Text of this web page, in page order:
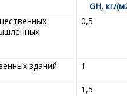
GH, кг/(м
0,5
зданий 1
1,5